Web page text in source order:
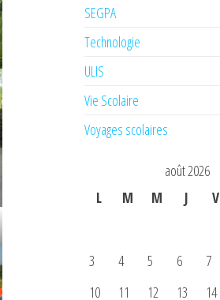
SEGPA
Technologie
ULIS
Vie Scolaire
Voyages scolaires
août 2026
L
M M J V
3
4 5 6 7
10
11 12 13 14